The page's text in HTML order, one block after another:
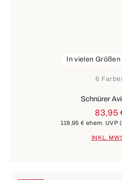
6
In vielen
Schnürer
83,95
119,95 € ehem. UVP
INKL.